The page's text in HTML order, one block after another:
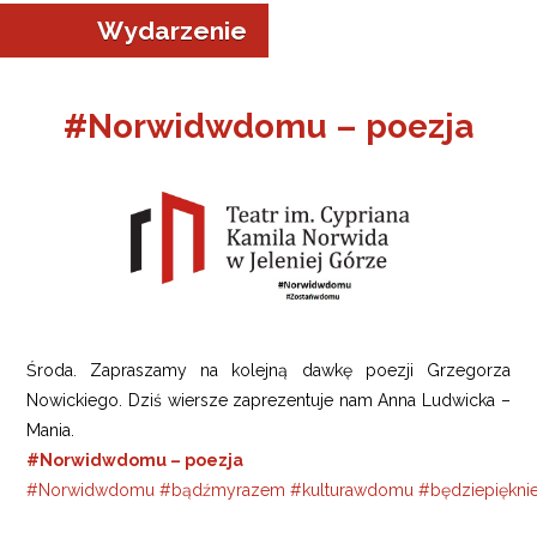
Wydarzenie
#Norwidwdomu – poezja
Środa. Zapraszamy na kolejną dawkę poezji Grzegorza
Nowickiego. Dziś wiersze zaprezentuje nam Anna Ludwicka –
Mania.
#Norwidwdomu – poezja
#Norwidwdomu #bądźmyrazem #kulturawdomu #